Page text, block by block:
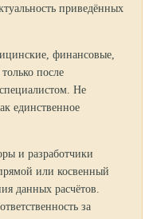
приведённых
финансовые,
после
Не
единственное
и разработчики
или косвенный
данных расчётов.
за